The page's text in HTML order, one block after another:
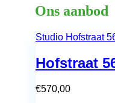
Ons aanbod
Studio Hofstraat
Hofstraat
€570,00